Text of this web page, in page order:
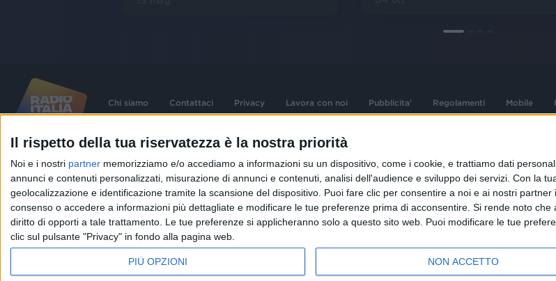
Il rispetto della tua riservatezza è la nostra priorità
Noi e i nostri partner memorizziamo e/o accediamo a informazioni su un dispositivo, come i cookie, e trattiamo dati
annunci e contenuti personalizzati, misurazione di annunci e contenuti, analisi dell'audience e sviluppo dei servizi. Con la
geolocalizzazione e identificazione tramite la scansione del dispositivo. Puoi fare clic per consentire a noi e ai nostri
consenso o accedere a informazioni più dettagliate e modificare le tue preferenze prima di acconsentire. Si rende noto che
diritto di opporti a tale trattamento. Le tue preferenze si applicheranno solo a questo sito web. Puoi modificare le tue
clic sul pulsante "Privacy" in fondo alla pagina web.
PIÙ OPZIONI NON ACCETTO
Chi siamo Contattaci Privacy Lavora con noi Pubblicita' Regolamenti Mobile
contenute nel sito sono stati assolti gli obblighi derivanti dalla normativa dei diritti d'autore e dei diritti
Capitale Sociale € 580.000,00 interamente versato. Iscr. Reg. Imprese Milano - C.F. e n° iscrizione
06832230152. Iscritta al R.E.A. di Milano al n° 1125258. Testata giornalistica Registrata n°286 - 3 Aprile
1987.
02 25444220
Sede Legale: Via